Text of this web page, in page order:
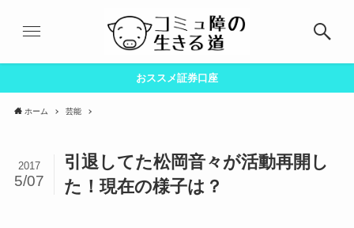
おススメ証券口座
ホーム 芸能
引退してた松岡音々が活動再開し
た！現在の様子は？
2017
5/07